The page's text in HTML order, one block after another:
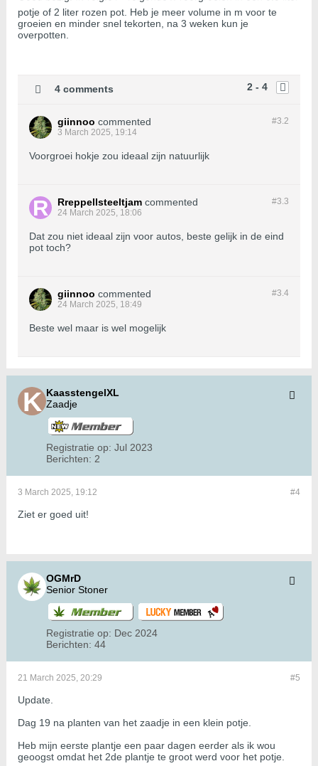
potje of 2 liter rozen pot. Heb je meer volume in m voor te
groeien en minder snel tekorten, na 3 weken kun je
overpotten.
2 - 4
4 comments
#3.2
giinnoo commented
3 March 2025, 19:14
Voorgroei hokje zou ideaal zijn natuurlijk
#3.3
Rreppellsteeltjam commented
24 March 2025, 18:06
Dat zou niet ideaal zijn voor autos, beste gelijk in de eind
pot toch?
#3.4
giinnoo commented
24 March 2025, 18:49
Beste wel maar is wel mogelijk
KaasstengelXL
Zaadje
Registratie op: Jul 2023
Berichten: 2
#4
3 March 2025, 19:12
Ziet er goed uit!
OGMrD
Senior Stoner
Registratie op: Dec 2024
Berichten: 44
#5
21 March 2025, 20:29
Update.
Dag 19 na planten van het zaadje in een klein potje.
Heb mijn eerste plantje een paar dagen eerder als ik wou
geoogst omdat het 2de plantje te groot werd voor het potje.